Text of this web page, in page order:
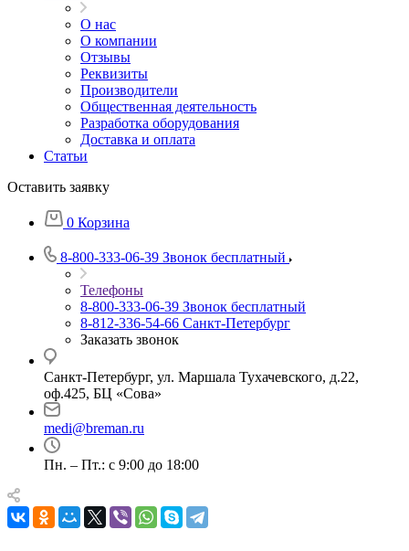
О нас
О компании
Отзывы
Реквизиты
Производители
Общественная деятельность
Разработка оборудования
Доставка и оплата
Статьи
Оставить заявку
0 Корзина
8-800-333-06-39 Звонок бесплатный
Телефоны
8-800-333-06-39 Звонок бесплатный
8-812-336-54-66 Санкт-Петербург
Заказать звонок
Санкт-Петербург, ул. Маршала Тухачевского, д.22,
оф.425, БЦ «Сова»
medi@breman.ru
Пн. – Пт.: с 9:00 до 18:00